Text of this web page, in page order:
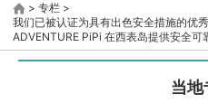
> 专栏 >
我们已被认证为具有出色安全措施的优
ADVENTURE PiPi 在西表岛提供安全可
当地